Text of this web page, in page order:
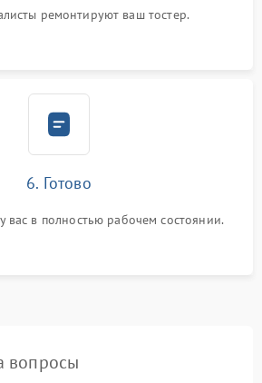
ремонтируют ваш тостер.
6. Готово
вас в полностью рабочем состоянии.
вопросы